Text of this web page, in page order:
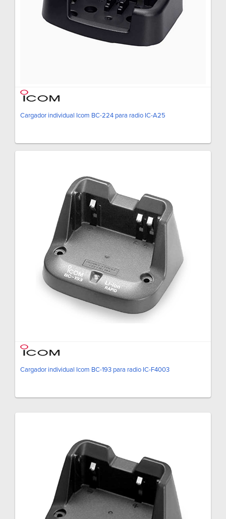
Cargador individual Icom BC-224 para radio IC-A25
Cargador individual Icom BC-193 para radio IC-F4003